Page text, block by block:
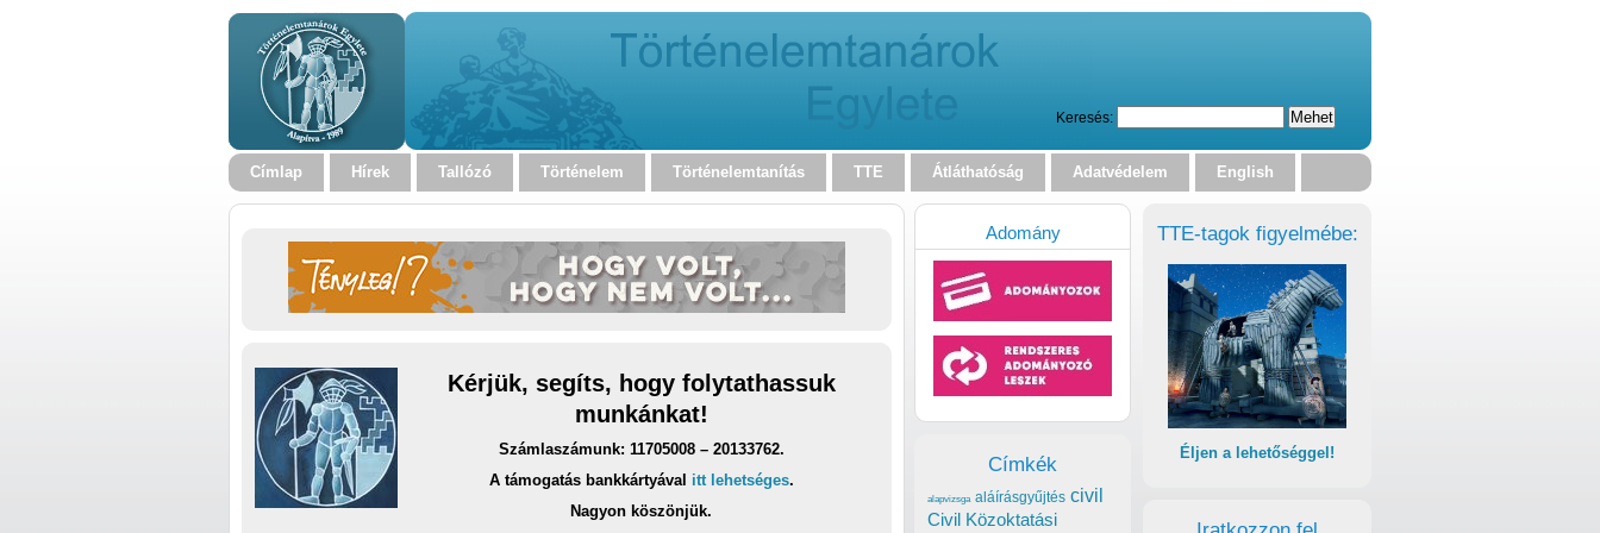
Keresés:
Címlap Hírek Tallózó Történelem Történelemtanítás TTE Átláthatóság Adatvédelem English
Kérjük, segíts, hogy folytathassuk
munkánkat!
Számlaszámunk: 11705008 – 20133762.
A támogatás bankkártyával itt lehetséges.
Nagyon köszönjük.
TTE-tagok figyelmébe:
Éljen a lehetőséggel!
Adomány
Címkék
alapvizsga aláírásgyűjtés civil
Civil Közoktatási